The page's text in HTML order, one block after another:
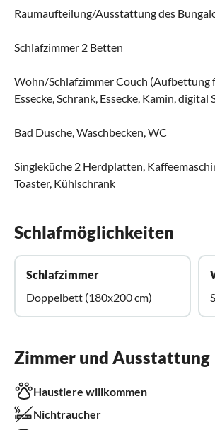
Raumaufteilung/Ausstattung des
Schlafzimmer 2 Betten
Wohn/Schlafzimmer Couch (Aufbettung
Essecke, Schrank, Essecke, Kamin, digital
Bad Dusche, Waschbecken, WC
Singleküche 2 Herdplatten,
Toaster, Kühlschrank
Schlafmöglichkeiten
Schlafzimmer
Doppelbett (180x200 cm)
Zimmer und Ausstattung
Haustiere willkommen
Nichtraucher